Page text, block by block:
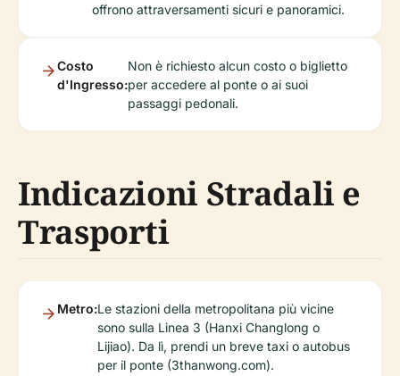
offrono attraversamenti sicuri e panoramici.
Costo
d'Ingresso:
Non è richiesto alcun costo o biglietto
per accedere al ponte o ai suoi
passaggi pedonali.
Indicazioni Stradali e
Trasporti
Metro:Le stazioni della metropolitana più vicine
sono sulla Linea 3 (Hanxi Changlong o
Lijiao). Da lì, prendi un breve taxi o autobus
per il ponte (3thanwong.com).